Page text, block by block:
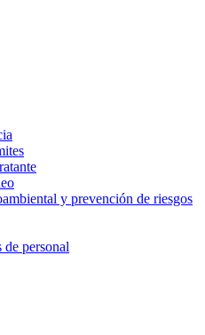
y prevención de riesgos
personal